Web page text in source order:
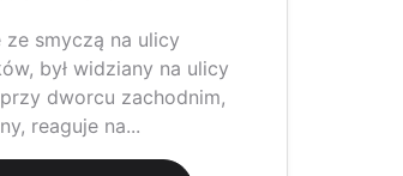
ze smyczą na ulicy
był widziany na ulicy
dworcu zachodnim,
reaguje na...